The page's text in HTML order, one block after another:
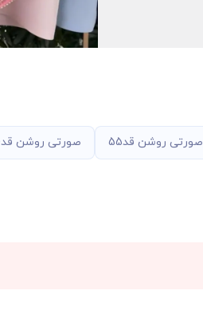
صورتی روشن قد55 صورتی روشن قد60